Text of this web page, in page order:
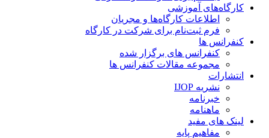
کارگاه‌های آموزشی
اطلاعات کارگاه‌ها و مجریان
فرم ثبت‌نام برای شرکت در کارگاه
کنفرانس ها
کنفرانس های برگزار شده
مجموعه مقالات کنفرانس ها
انتشارات
نشریه IJOP
خبرنامه
ماهنامه
لینک های مفید
مفاهیم پایه